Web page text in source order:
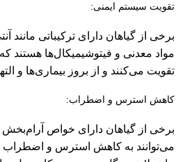
تقویت سیستم ایمنی:
برخی از گیاهان دارای ترکیباتی مانند
مواد معدنی و فیتوشیمیکال‌ها هستند
تقویت می‌کنند و از بروز بیماری‌ها و
کاهش استرس و اضطراب:
برخی از گیاهان دارای خواص
می‌توانند به کاهش استرس و اضطراب